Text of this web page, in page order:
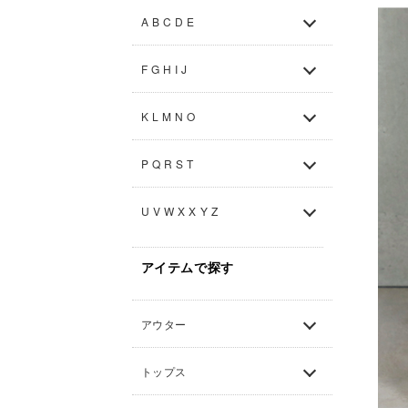
A B C D E
F G H I J
K L M N O
P Q R S T
U V W X X Y Z
アイテムで探す
アウター
トップス